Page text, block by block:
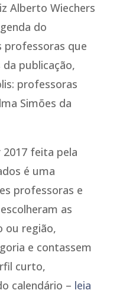
Alberto Wiechers
do
professoras que
publicação,
professoras
Simões da
feita pela
é uma
professoras e
as
ou região,
e contassem
curto,
calendário – leia